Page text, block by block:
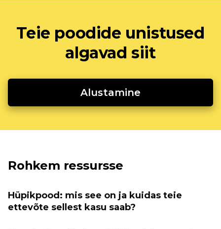
Teie poodide unistused
algavad siit
Alustamine
Rohkem ressursse
Hüpikpood: mis see on ja kuidas teie
ettevõte sellest kasu saab?